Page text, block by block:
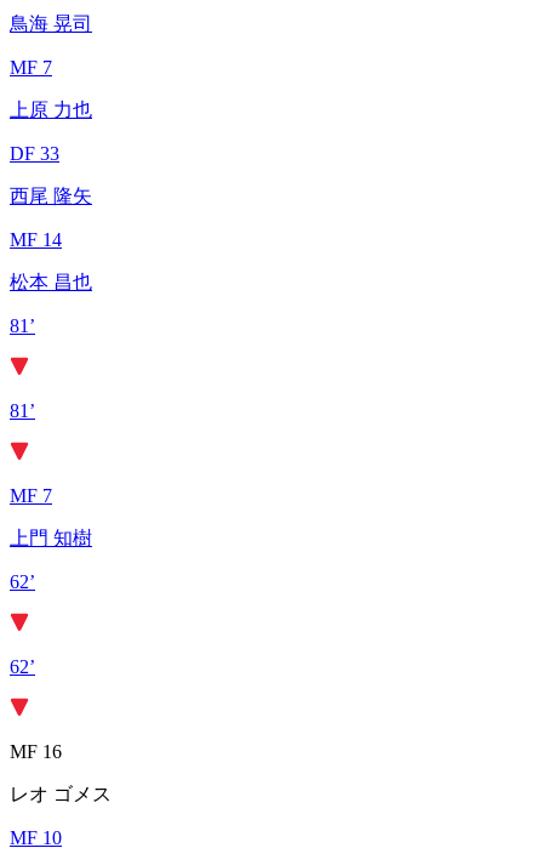
鳥海 晃司
MF 7
上原 力也
DF 33
西尾 隆矢
MF 14
松本 昌也
81’
81’
MF 7
上門 知樹
62’
62’
MF 16
レオ ゴメス
MF 10